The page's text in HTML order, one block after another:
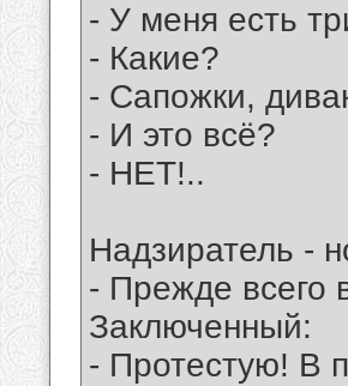
- У меня есть
- Какие?
- Сапожки,
- И это всё?
- НЕТ!..
Надзиратель -
- Прежде всего
Заключенный:
- Протестую! В